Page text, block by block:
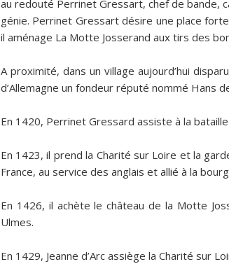
au redouté Perrinet Gressart, chef de bande,
génie. Perrinet Gressart désire une place
il aménage La Motte Josserand aux tirs des
A proximité, dans un village aujourd’hui
d’Allemagne un fondeur réputé nommé Hans
En 1420, Perrinet Gressard assiste à la bataille
En 1423, il prend la Charité sur Loire et la
France, au service des anglais et allié à la
En 1426, il achète le château de la Motte
Ulmes.
En 1429, Jeanne d’Arc assiège la Charité sur